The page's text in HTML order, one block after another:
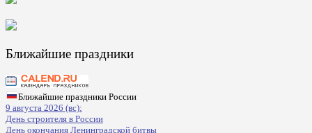
Ближайшие праздники
Ближайшие праздники России
9 августа 2026 (вс):
День строителя в России
День окончания Ленинградской битвы